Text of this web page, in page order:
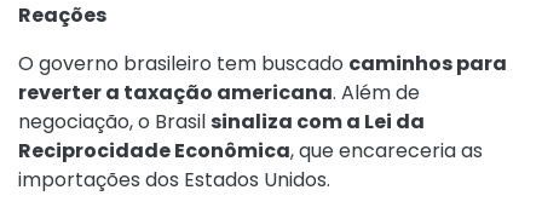
Reações
O governo brasileiro tem buscado caminhos para
reverter a taxação americana. Além de
negociação, o Brasil sinaliza com a Lei da
Reciprocidade Econômica, que encareceria as
importações dos Estados Unidos.